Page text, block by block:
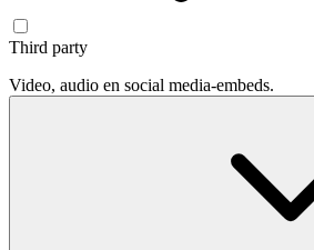
Third party
Video, audio en social media-embeds.